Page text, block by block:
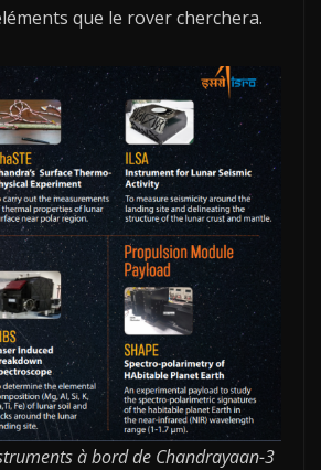
que le rover cherchera.
à bord de Chandrayaan-3